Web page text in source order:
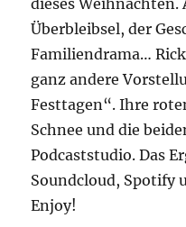
Überbleibsel, der
Familiendrama…
ganz andere
Festtagen“. Ihre
Schnee und die
Podcaststudio. Das
Soundcloud, Spotify
Enjoy!